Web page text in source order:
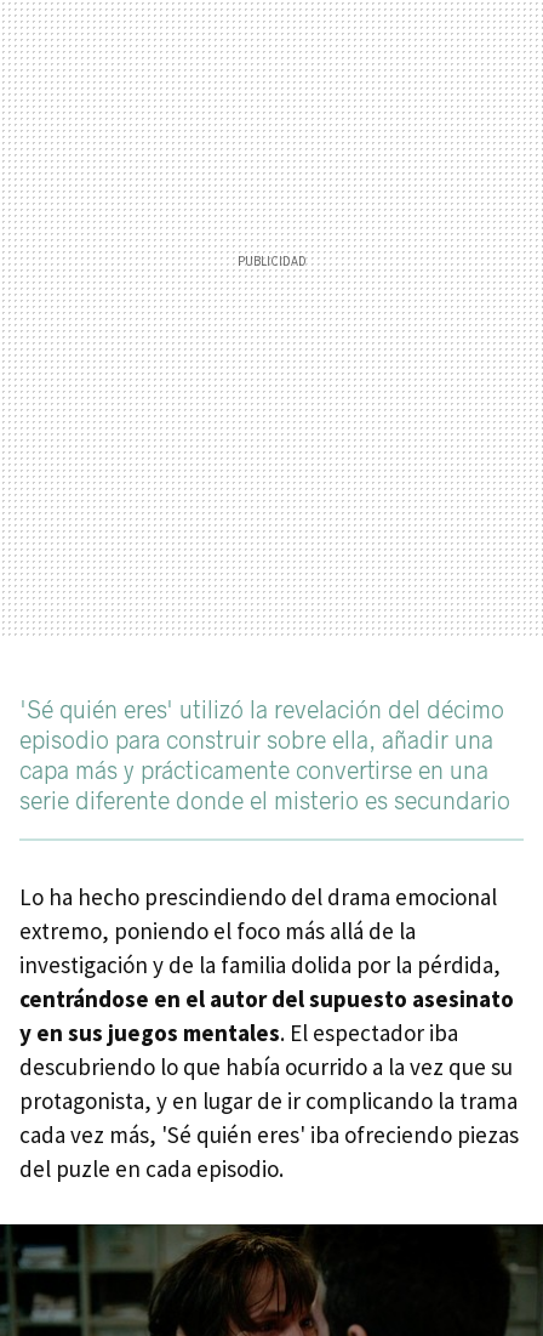
'Sé quién eres' utilizó la revelación del décimo
episodio para construir sobre ella, añadir una
capa más y prácticamente convertirse en una
serie diferente donde el misterio es secundario
Lo ha hecho prescindiendo del drama emocional
extremo, poniendo el foco más allá de la
investigación y de la familia dolida por la pérdida,
centrándose en el autor del supuesto asesinato
y en sus juegos mentales. El espectador iba
descubriendo lo que había ocurrido a la vez que su
protagonista, y en lugar de ir complicando la trama
cada vez más, 'Sé quién eres' iba ofreciendo piezas
del puzle en cada episodio.